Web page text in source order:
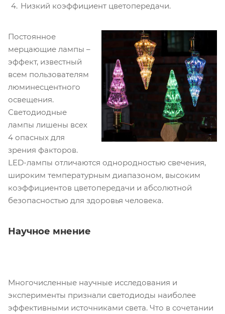
Низкий коэффициент цветопередачи.
Постоянное
мерцающие лампы –
эффект, известный
всем пользователям
люминесцентного
освещения.
Светодиодные
лампы лишены всех
4 опасных для
зрения факторов.
LED-лампы отличаются однородностью свечения,
широким температурным диапазоном, высоким
коэффициентов цветопередачи и абсолютной
безопасностью для здоровья человека.
Научное мнение
Многочисленные научные исследования и
эксперименты признали светодиоды наиболее
эффективными источниками света. Что в сочетании